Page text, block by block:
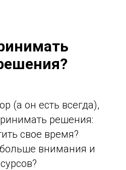
|решения?
(а он есть всегда),
решения:
свое время?
внимания и